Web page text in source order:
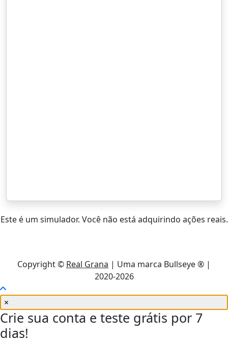
Este é um simulador. Você não está adquirindo ações reais.
Copyright © Real Grana | Uma marca Bullseye ® |
2020-2026
×
Crie sua conta e teste grátis por 7
dias!